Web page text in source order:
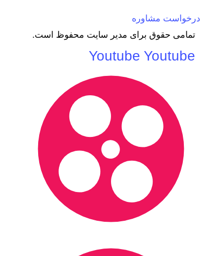
درخواست مشاوره
تمامی حقوق برای مدیر سایت محفوظ است.
Youtube Youtube